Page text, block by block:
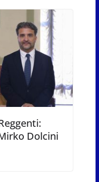
Dolcini